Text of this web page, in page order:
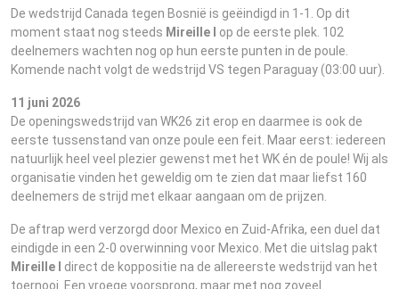
De wedstrijd Canada tegen Bosnië is geëindigd in 1-1. Op dit
moment staat nog steeds Mireille I
op de eerste plek. 102
deelnemers wachten nog op hun eerste punten in de poule.
Komende nacht volgt de wedstrijd VS tegen Paraguay (03:00 uur).
11 juni 2026
De openingswedstrijd van WK26 zit erop en daarmee is ook de
eerste tussenstand van onze poule een feit. Maar eerst: iedereen
natuurlijk heel veel plezier gewenst met het WK én de poule! Wij als
organisatie vinden het geweldig om te zien dat maar liefst 160
deelnemers de strijd met elkaar aangaan om de prijzen.
De aftrap werd verzorgd door Mexico en Zuid-Afrika, een duel dat
eindigde in een 2-0 overwinning voor Mexico. Met die uitslag pakt
Mireille I
direct de koppositie na de allereerste wedstrijd van het
toernooi. Een vroege voorsprong, maar met nog zoveel